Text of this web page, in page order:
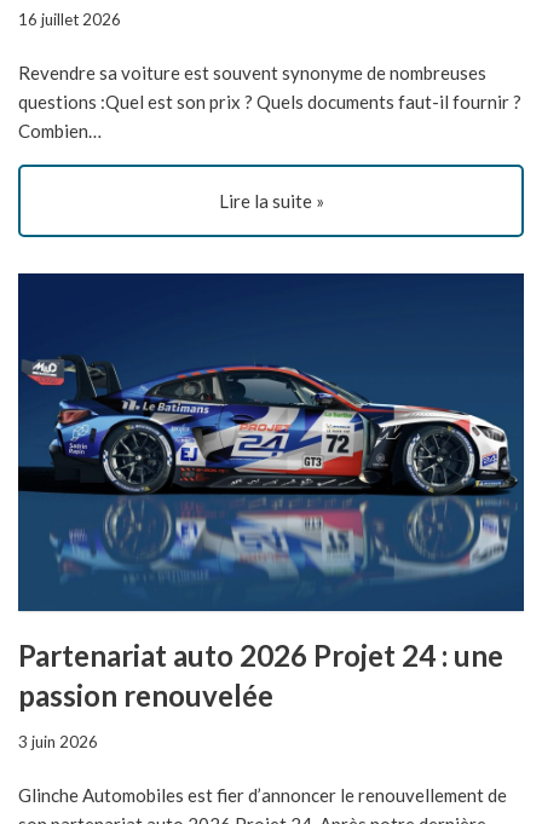
16 juillet 2026
Revendre sa voiture est souvent synonyme de nombreuses
questions :Quel est son prix ? Quels documents faut-il fournir ?
Combien…
Lire la suite »
Partenariat auto 2026 Projet 24 : une
passion renouvelée
3 juin 2026
Glinche Automobiles est fier d’annoncer le renouvellement de